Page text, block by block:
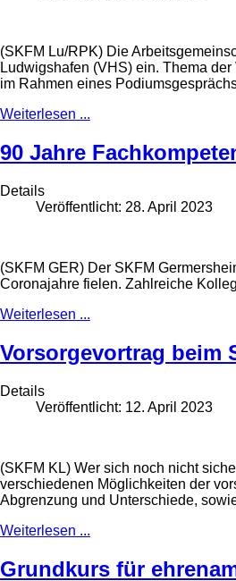
(SKFM Lu/RPK) Die
Ludwigshafen (VHS) ein. Thema
im Rahmen eines
Weiterlesen ...
90 Jahre
Details
Veröffentlicht: 28. April 2023
(SKFM GER) Der SKFM
Coronajahre fielen. Zahlreiche
Weiterlesen ...
Vorsorgevortrag beim
Details
Veröffentlicht: 12. April 2023
(SKFM KL) Wer sich noch nicht
verschiedenen Möglichkeiten der
Abgrenzung und Unterschiede,
Weiterlesen ...
Grundkurs für